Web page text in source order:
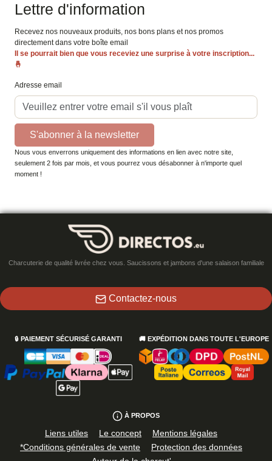
Lettre d'information
Recevez nos nouveaux produits, nos bons plans et nos promos
directement dans votre boîte email
Il se pourrait bien que vous receviez une surprise à votre inscription...
🤞
Adresse email
S'abonner à la newsletter
Nous vous enverrons uniquement des informations en lien avec notre site,
seulement 2 fois par mois, et vous pourrez vous désabonner à n'importe quel
moment !
Charcuterie de qualité livrée chez vous. Saucissons et jambons d'une salaison familiale
Contactez-nous
🔒 PAIEMENT SÉCURISÉ GARANTI 🚚 EXPÉDITION DANS TOUTE L'EUROPE
À PROPOS
Liens utiles Le concept
Mentions légales
*Conditions générales de vente
Protection des données